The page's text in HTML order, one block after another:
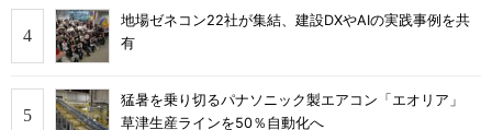
地場ゼネコン22社が集結、建設DXやAIの実践事例を共
有
猛暑を乗り切るパナソニック製エアコン「エオリア」
草津生産ラインを50％自動化へ